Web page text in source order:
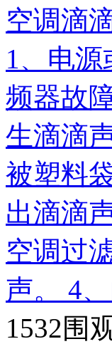
空调滴
1、电
频器故
生滴滴
被塑料
出滴滴
空调过
声。 4
1532围